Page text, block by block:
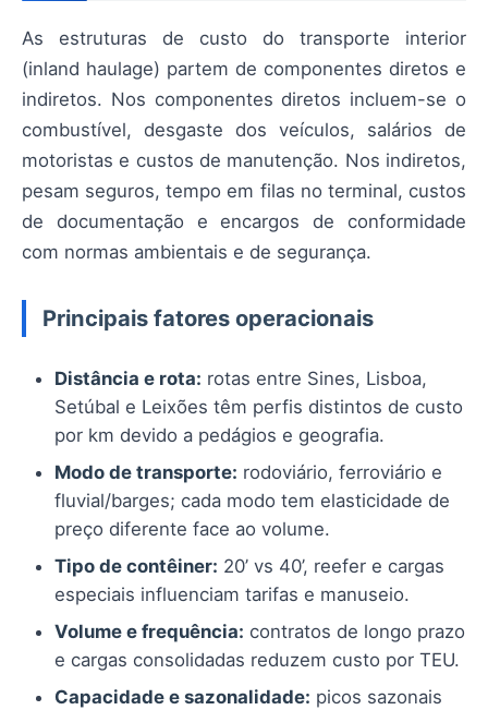
As estruturas de custo do transporte interior
(inland haulage) partem de componentes diretos e
indiretos. Nos componentes diretos incluem-se o
combustível, desgaste dos veículos, salários de
motoristas e custos de manutenção. Nos indiretos,
pesam seguros, tempo em filas no terminal, custos
de documentação e encargos de conformidade
com normas ambientais e de segurança.
Principais fatores operacionais
Distância e rota: rotas entre Sines, Lisboa,
Setúbal e Leixões têm perfis distintos de custo
por km devido a pedágios e geografia.
Modo de transporte: rodoviário, ferroviário e
fluvial/barges; cada modo tem elasticidade de
preço diferente face ao volume.
Tipo de contêiner: 20’ vs 40’, reefer e cargas
especiais influenciam tarifas e manuseio.
Volume e frequência: contratos de longo prazo
e cargas consolidadas reduzem custo por TEU.
Capacidade e sazonalidade: picos sazonais